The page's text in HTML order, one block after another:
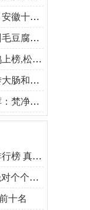
大著名
排在第
鼠桂鱼
糖醋鲤
山居第
枪实弹
是尤物
十名